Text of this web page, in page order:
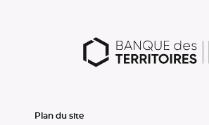
Plan du site